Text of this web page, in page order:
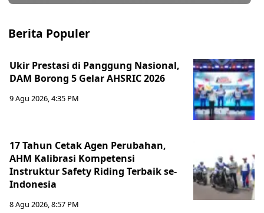
Berita Populer
Ukir Prestasi di Panggung Nasional,
DAM Borong 5 Gelar AHSRIC 2026
9 Agu 2026, 4:35 PM
17 Tahun Cetak Agen Perubahan,
AHM Kalibrasi Kompetensi
Instruktur Safety Riding Terbaik se-
Indonesia
8 Agu 2026, 8:57 PM